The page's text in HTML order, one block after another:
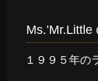
Ms.’Mr.Little
１９９５年の